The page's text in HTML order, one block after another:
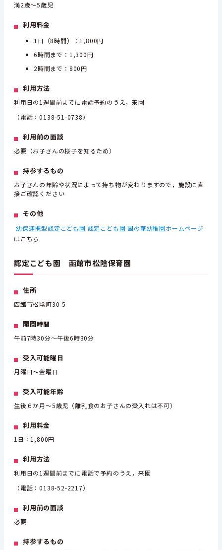
満2歳～5歳児
利用料金
1日（8時間）：1,800円
6時間まで：1,300円
2時間まで：800円
利用方法
利用日の1週間前までに電話予約のうえ，来園
（電話：0138-51-0738）
利用前の面談
必要（お子さんの様子を知るため）
持参するもの
お子さんの年齢や状況によって持ち物が変わりますので，施設に直
接ご確認ください
その他
幼保連携型認定こども園 認定こども園 国の華幼稚園ホームページ
はこちら
認定こども園 函館市松陰保育園
住所
函館市松陰町30-5
開園時間
午前7時30分～午後6時30分
受入可能曜日
月曜日～金曜日
受入可能年齢
生後６か月～5歳児（離乳食のお子さんの受入れは不可）
利用料金
1日：1,800円
利用方法
利用日の1週間前までに電話で予約のうえ，来園
（電話：0138-52-2217）
利用前の面談
必要
持参するもの